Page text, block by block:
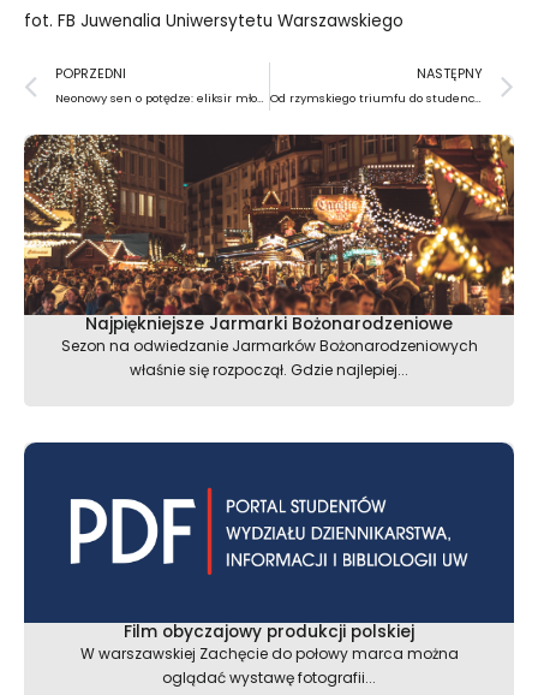
fot. FB Juwenalia Uniwersytetu Warszawskiego
Prev
POPRZEDNI
Neonowy sen o potędze: eliksir młodości przebrany w barwy narodowe
NASTĘPNY
Od rzymskiego triumfu do studenckiego buntu: Ewolucja Juwenaliów na przestrzeni wieków
Najpiękniejsze Jarmarki Bożonarodzeniowe
Sezon na odwiedzanie Jarmarków Bożonarodzeniowych
właśnie się rozpoczął. Gdzie najlepiej...
Film obyczajowy produkcji polskiej
W warszawskiej Zachęcie do połowy marca można
oglądać wystawę fotografii...